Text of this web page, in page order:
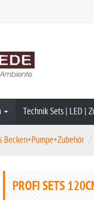
Technik Sets | LED |
Becken+Pumpe+Zubehör
PROFI SETS